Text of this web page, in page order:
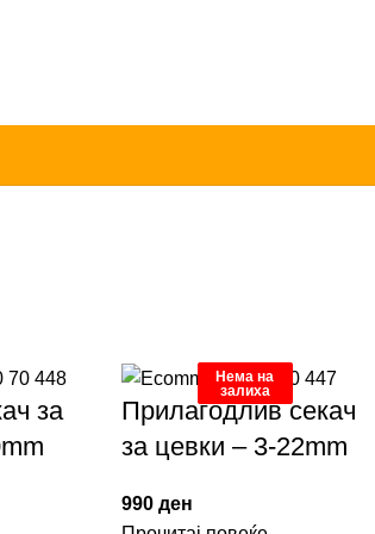
Нема на
залиха
Нема на
залиха
за
Нема на
залиха
Прилагодлив секач
за цевки – 3-22mm
990 ден